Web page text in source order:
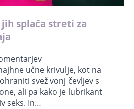
splača streti za
učne krivulje, kot na
svež vonj čevljev s
ali pa kako je lubrikant
seks. In…